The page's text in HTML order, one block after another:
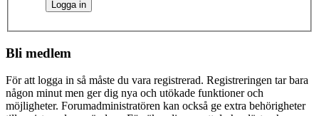
Bli medlem
För att logga in så måste du vara registrerad. Registreringen tar bara
någon minut men ger dig nya och utökade funktioner och
möjligheter. Forumadministratören kan också ge extra behörigheter